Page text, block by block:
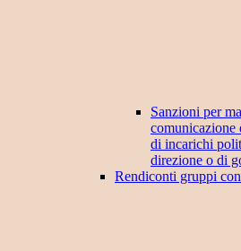
Sanzioni per
comunicazione
di incarichi
direzione o di
Rendiconti gruppi